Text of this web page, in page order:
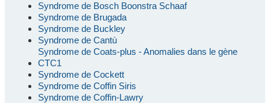
Syndrome de Bosch Boonstra Schaaf
Syndrome de Brugada
Syndrome de Buckley
Syndrome de Cantù
Syndrome de Coats-plus - Anomalies dans le gène
CTC1
Syndrome de Cockett
Syndrome de Coffin Siris
Syndrome de Coffin-Lawry